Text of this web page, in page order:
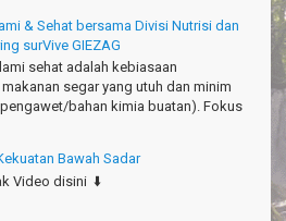
& Sehat bersama Divisi Nutrisi dan
surVive GIEZAG
sehat adalah kebiasaan
segar yang utuh dan minim
bahan kimia buatan). Fokus
Bawah Sadar
Video disini ⬇️